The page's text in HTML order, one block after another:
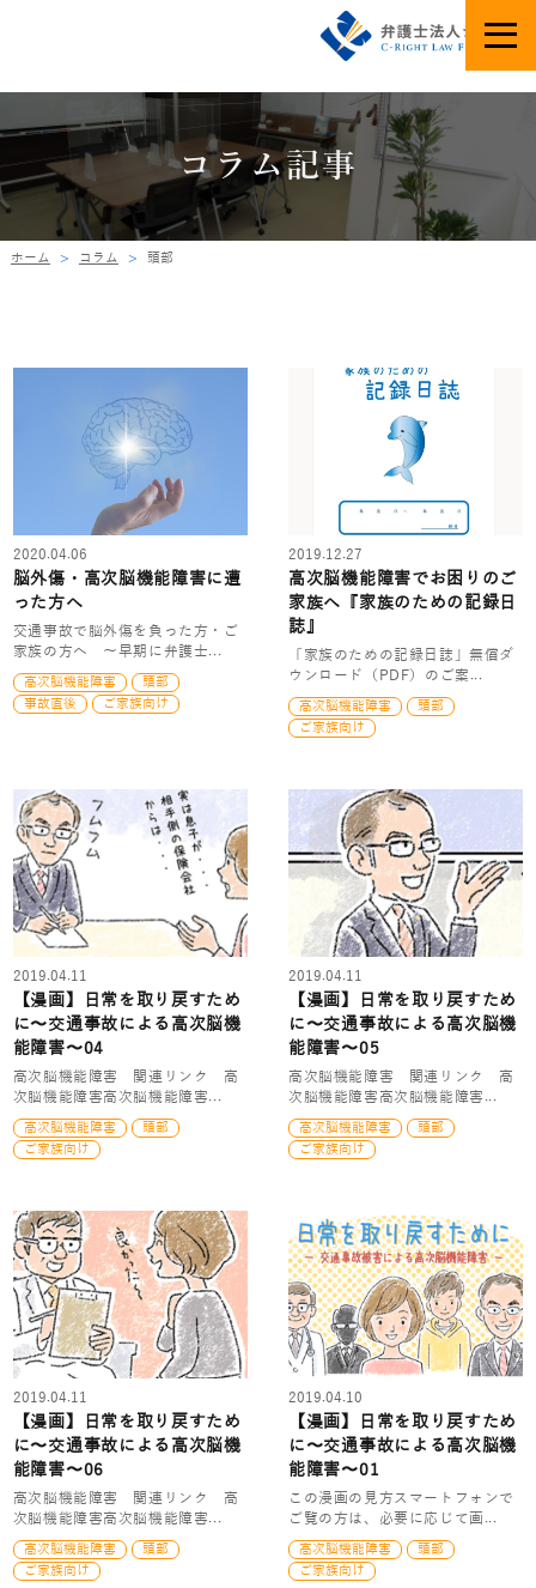
コラム記事
ホーム コラム 頭部
2020.04.06
脳外傷・高次脳機能障害に遭
った方へ
交通事故で脳外傷を負った方・ご
家族の方へ ～早期に弁護士...
高次脳機能障害
頭部
事故直後
ご家族向け
2019.12.27
高次脳機能障害でお困りのご
家族へ『家族のための記録日
誌』
「家族のための記録日誌」無償ダ
ウンロード（PDF）のご案...
高次脳機能障害
頭部
ご家族向け
2019.04.11
【漫画】日常を取り戻すため
に〜交通事故による高次脳機
能障害〜04
高次脳機能障害 関連リンク 高
次脳機能障害高次脳機能障害...
高次脳機能障害
頭部
ご家族向け
2019.04.11
【漫画】日常を取り戻すため
に〜交通事故による高次脳機
能障害〜05
高次脳機能障害 関連リンク 高
次脳機能障害高次脳機能障害...
高次脳機能障害
頭部
ご家族向け
2019.04.11
【漫画】日常を取り戻すため
に〜交通事故による高次脳機
能障害〜06
高次脳機能障害 関連リンク 高
次脳機能障害高次脳機能障害...
高次脳機能障害
頭部
ご家族向け
2019.04.10
【漫画】日常を取り戻すため
に〜交通事故による高次脳機
能障害〜01
この漫画の見方スマートフォンで
ご覧の方は、必要に応じて画...
高次脳機能障害
頭部
ご家族向け